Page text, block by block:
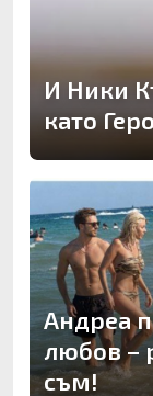
И Ники
като
Андреа
любов –
съм!